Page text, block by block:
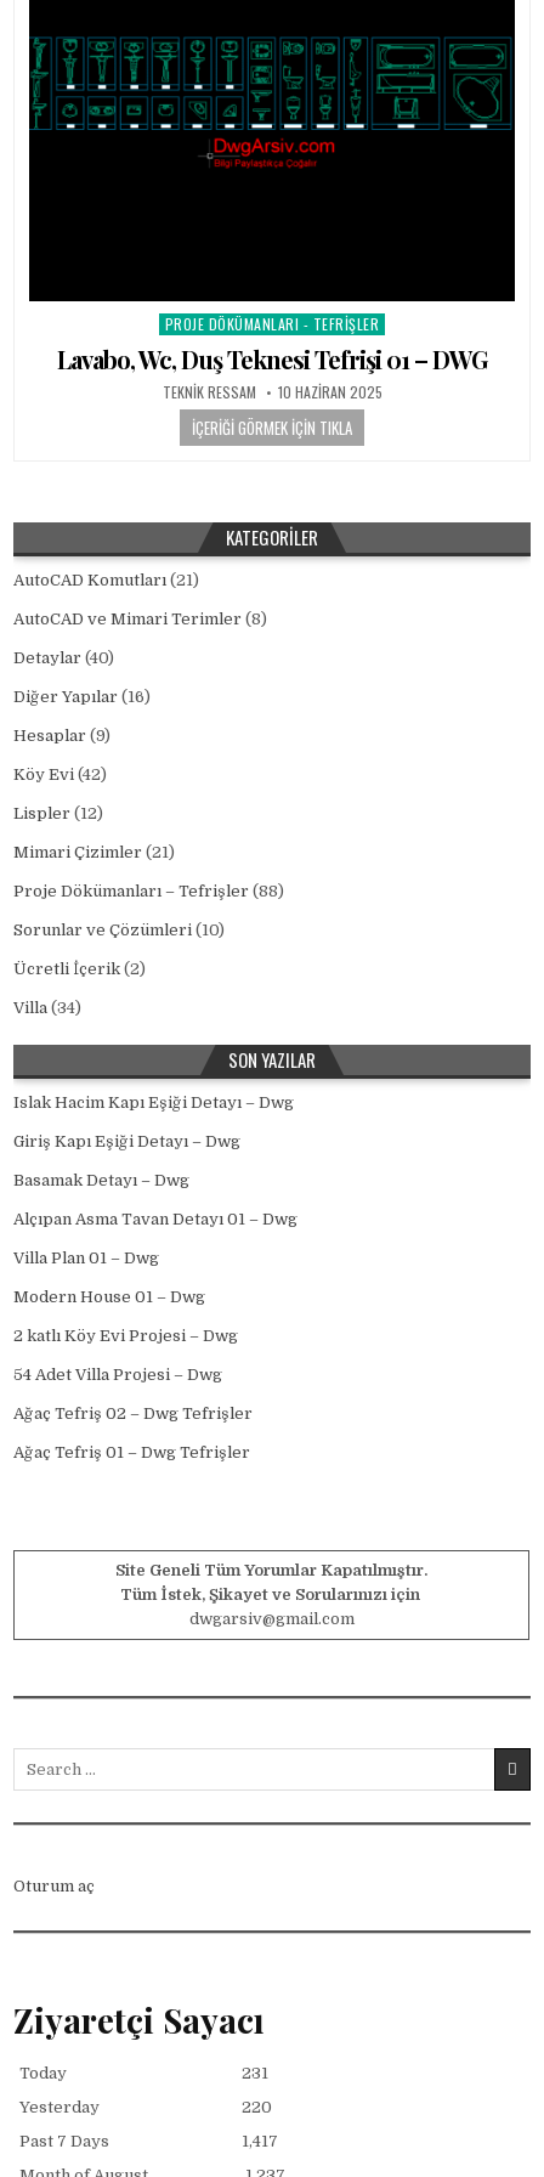
Posted in
PROJE DÖKÜMANLARI - TEFRIŞLER
Lavabo, Wc, Duş Teknesi Tefrişi 01 – DWG
AUTHOR:
TEKNIK RESSAM PUBLISHED DATE:
10 HAZIRAN 2025
İÇERIĞI GÖRMEK İÇIN TIKLA
KATEGORILER
AutoCAD Komutları (21)
AutoCAD ve Mimari Terimler (8)
Detaylar (40)
Diğer Yapılar (16)
Hesaplar (9)
Köy Evi (42)
Lispler (12)
Mimari Çizimler (21)
Proje Dökümanları – Tefrişler (88)
Sorunlar ve Çözümleri (10)
Ücretli İçerik (2)
Villa (34)
SON YAZILAR
Islak Hacim Kapı Eşiği Detayı – Dwg
Giriş Kapı Eşiği Detayı – Dwg
Basamak Detayı – Dwg
Alçıpan Asma Tavan Detayı 01 – Dwg
Villa Plan 01 – Dwg
Modern House 01 – Dwg
2 katlı Köy Evi Projesi – Dwg
54 Adet Villa Projesi – Dwg
Ağaç Tefriş 02 – Dwg Tefrişler
Ağaç Tefriş 01 – Dwg Tefrişler
Site Geneli Tüm Yorumlar Kapatılmıştır.
Tüm İstek, Şikayet ve Sorularınızı için
dwgarsiv@gmail.com
Oturum aç
Ziyaretçi Sayacı
Today
231
Yesterday
220
Past 7 Days
1,417